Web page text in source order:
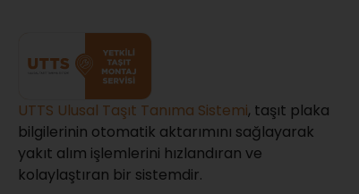
UTTS Ulusal Taşıt Tanıma Sistemi, taşıt plaka
bilgilerinin otomatik aktarımını sağlayarak
yakıt alım işlemlerini hızlandıran ve
kolaylaştıran bir sistemdir.